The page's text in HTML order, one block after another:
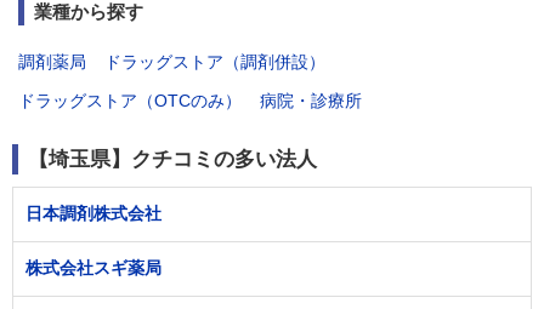
業種から探す
調剤薬局
ドラッグストア（調剤併設）
ドラッグストア（OTCのみ）
病院・診療所
【埼玉県】クチコミの多い法人
日本調剤株式会社
株式会社スギ薬局